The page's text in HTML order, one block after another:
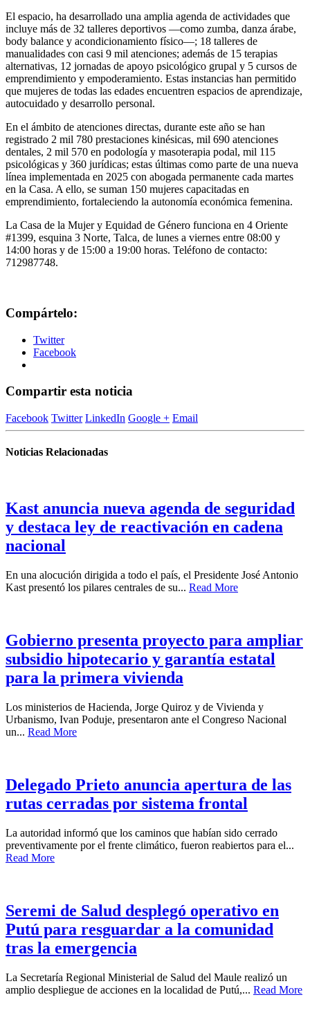
El espacio, ha desarrollado una amplia agenda de actividades que
incluye más de 32 talleres deportivos —como zumba, danza árabe,
body balance y acondicionamiento físico—; 18 talleres de
manualidades con casi 9 mil atenciones; además de 15 terapias
alternativas, 12 jornadas de apoyo psicológico grupal y 5 cursos de
emprendimiento y empoderamiento. Estas instancias han permitido
que mujeres de todas las edades encuentren espacios de aprendizaje,
autocuidado y desarrollo personal.
En el ámbito de atenciones directas, durante este año se han
registrado 2 mil 780 prestaciones kinésicas, mil 690 atenciones
dentales, 2 mil 570 en podología y masoterapia podal, mil 115
psicológicas y 360 jurídicas; estas últimas como parte de una nueva
línea implementada en 2025 con abogada permanente cada martes
en la Casa. A ello, se suman 150 mujeres capacitadas en
emprendimiento, fortaleciendo la autonomía económica femenina.
La Casa de la Mujer y Equidad de Género funciona en 4 Oriente
#1399, esquina 3 Norte, Talca, de lunes a viernes entre 08:00 y
14:00 horas y de 15:00 a 19:00 horas. Teléfono de contacto:
712987748.
Compártelo:
Twitter
Facebook
Compartir esta noticia
Facebook Twitter LinkedIn Google + Email
Noticias Relacionadas
Kast anuncia nueva agenda de seguridad
y destaca ley de reactivación en cadena
nacional
En una alocución dirigida a todo el país, el Presidente José Antonio
Kast presentó los pilares centrales de su... Read More
Gobierno presenta proyecto para ampliar
subsidio hipotecario y garantía estatal
para la primera vivienda
Los ministerios de Hacienda, Jorge Quiroz y de Vivienda y
Urbanismo, Ivan Poduje, presentaron ante el Congreso Nacional
un... Read More
Delegado Prieto anuncia apertura de las
rutas cerradas por sistema frontal
La autoridad informó que los caminos que habían sido cerrado
preventivamente por el frente climático, fueron reabiertos para el...
Read More
Seremi de Salud desplegó operativo en
Putú para resguardar a la comunidad
tras la emergencia
La Secretaría Regional Ministerial de Salud del Maule realizó un
amplio despliegue de acciones en la localidad de Putú,... Read More